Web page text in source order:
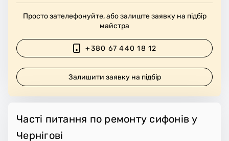
Просто зателефонуйте, або залиште заявку на підбір
майстра
+380 67 440 18 12
Залишити заявку на підбір
Часті питання по ремонту сифонів у
Чернігові